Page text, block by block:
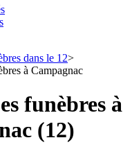
dans le 12
à Campagnac
funèbres à
(12)